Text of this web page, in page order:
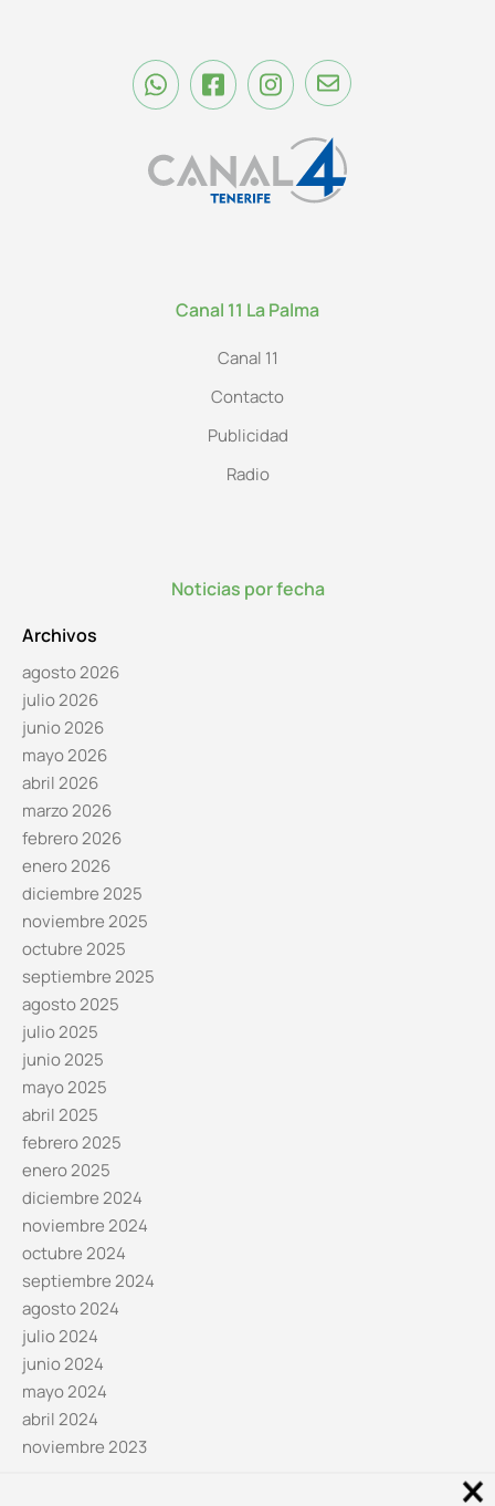
Canal 11 La Palma
Canal 11
Contacto
Publicidad
Radio
Noticias por fecha
Archivos
agosto 2026
julio 2026
junio 2026
mayo 2026
abril 2026
marzo 2026
febrero 2026
enero 2026
diciembre 2025
noviembre 2025
octubre 2025
septiembre 2025
agosto 2025
julio 2025
junio 2025
mayo 2025
abril 2025
febrero 2025
enero 2025
diciembre 2024
noviembre 2024
octubre 2024
septiembre 2024
agosto 2024
julio 2024
junio 2024
mayo 2024
abril 2024
noviembre 2023